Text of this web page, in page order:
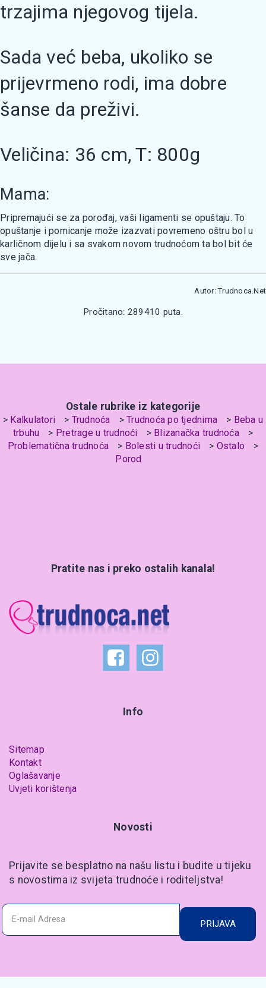
trzajima njegovog tijela.
Sada već beba, ukoliko se
prijevrmeno rodi, ima dobre
šanse da preživi.
Veličina: 36 cm, T: 800g
Mama:
Pripremajući se za porođaj, vaši ligamenti se opuštaju. To
opuštanje i pomicanje može izazvati povremeno oštru bol u
karličnom dijelu i sa svakom novom trudnoćom ta bol bit će
sve jača.
Autor: Trudnoca.Net
Pročitano: 289410 puta.
Ostale rubrike iz kategorije
Kalkulatori Trudnoća Trudnoća po tjednima
Beba u
trbuhu
Pretrage u trudnoći
Blizanačka trudnoća
Problematična trudnoća
Bolesti u trudnoći
Ostalo
Porod
Pratite nas i preko ostalih kanala!
Info
Sitemap
Kontakt
Oglašavanje
Uvjeti korištenja
Novosti
Prijavite se besplatno na našu listu i budite u tijeku
s novostima iz svijeta trudnoće i roditeljstva!
PRIJAVA